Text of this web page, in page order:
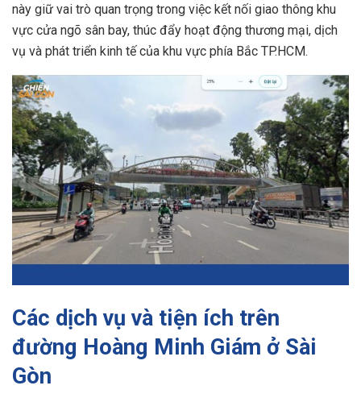
này giữ vai trò quan trọng trong việc kết nối giao thông khu
vực cửa ngõ sân bay, thúc đẩy hoạt động thương mại, dịch
vụ và phát triển kinh tế của khu vực phía Bắc TP.HCM.
Các dịch vụ và tiện ích trên
đường Hoàng Minh Giám ở Sài
Gòn